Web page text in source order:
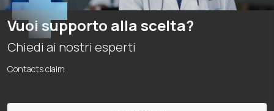
Vuoi supporto alla scelta?
Chiedi ai nostri esperti
Contacts claim